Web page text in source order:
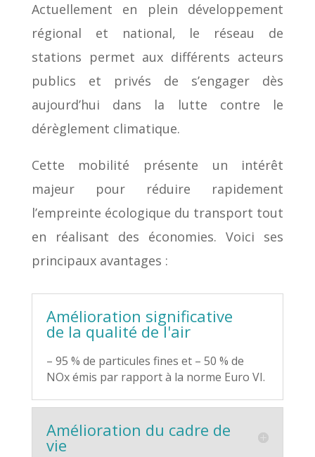
Actuellement en plein développement
régional et national, le réseau de
stations permet aux différents acteurs
publics et privés de s’engager dès
aujourd’hui dans la lutte contre le
dérèglement climatique.
Cette mobilité présente un intérêt
majeur pour réduire rapidement
l’empreinte écologique du transport tout
en réalisant des économies. Voici ses
principaux avantages :
Amélioration significative
de la qualité de l'air
– 95 % de particules fines et – 50 % de
NOx émis par rapport à la norme Euro VI.
Amélioration du cadre de
vie